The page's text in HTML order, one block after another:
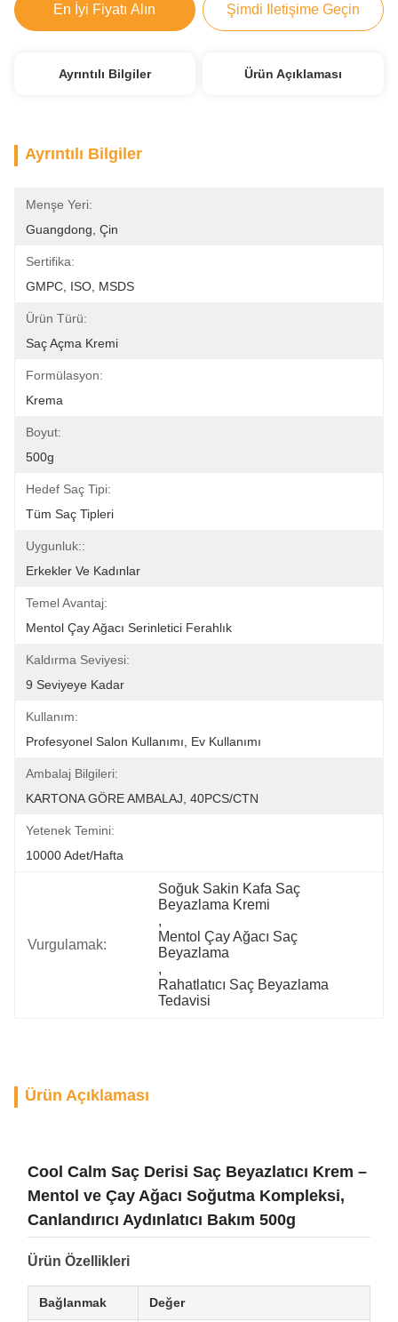
En İyi Fiyatı Alın Şimdi Iletişime Geçin
Ayrıntılı Bilgiler Ürün Açıklaması
Ayrıntılı Bilgiler
Menşe Yeri:
Guangdong, Çin
Sertifika:
GMPC, ISO, MSDS
Ürün Türü:
Saç Açma Kremi
Formülasyon:
Krema
Boyut:
500g
Hedef Saç Tipi:
Tüm Saç Tipleri
Uygunluk::
Erkekler Ve Kadınlar
Temel Avantaj:
Mentol Çay Ağacı Serinletici Ferahlık
Kaldırma Seviyesi:
9 Seviyeye Kadar
Kullanım:
Profesyonel Salon Kullanımı, Ev Kullanımı
Ambalaj Bilgileri:
KARTONA GÖRE AMBALAJ, 40PCS/CTN
Yetenek Temini:
10000 Adet/hafta
Vurgulamak:
Soğuk Sakin Kafa Saç
Beyazlama Kremi
,
Mentol Çay Ağacı Saç
Beyazlama
,
Rahatlatıcı Saç Beyazlama
Tedavisi
Ürün Açıklaması
Cool Calm Saç Derisi Saç Beyazlatıcı Krem –
Mentol ve Çay Ağacı Soğutma Kompleksi,
Canlandırıcı Aydınlatıcı Bakım 500g
Ürün Özellikleri
Bağlanmak Değer